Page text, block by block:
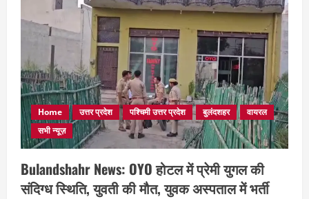
Home उत्तर प्रदेश पश्चिमी उत्तर प्रदेश बुलंदशहर
वायरल
सभी न्यूज़
Bulandshahr News: OYO होटल में प्रेमी युगल की
संदिग्ध स्थिति, युवती की मौत, युवक अस्पताल में भर्ती